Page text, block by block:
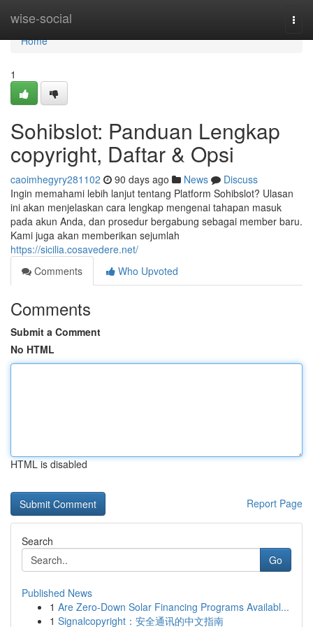
wise-social
Home
Home
1
Sohibslot: Panduan Lengkap
copyright, Daftar & Opsi
caoimhegyry281102 90 days ago News
Discuss
Ingin memahami lebih lanjut tentang Platform Sohibslot? Ulasan
ini akan menjelaskan cara lengkap mengenai tahapan masuk
pada akun Anda, dan prosedur bergabung sebagai member baru.
Kami juga akan memberikan sejumlah
https://sicilia.cosavedere.net/
Comments
Who Upvoted
Comments
Submit a Comment
No HTML
HTML is disabled
Report Page
Search
Go
Published News
1 Are Zero-Down Solar Financing Programs Availabl...
1 Signalcopyright：安全通讯的中文指南